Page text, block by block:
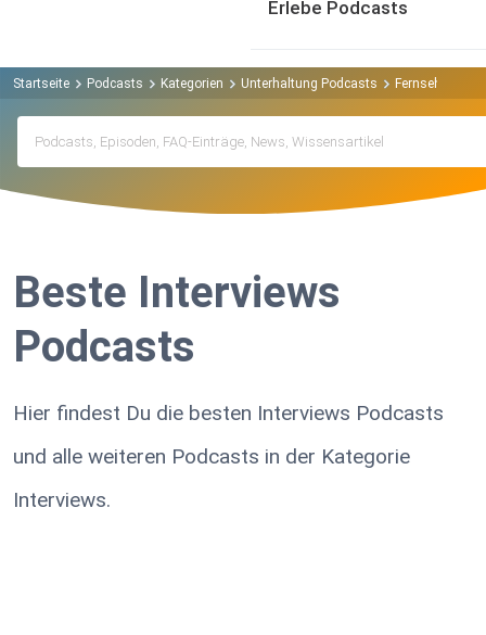
Erlebe Podcasts
Startseite Podcasts Kategorien Unterhaltung Podcasts Fernsehen
Beste Interviews
Podcasts
Hier findest Du die besten Interviews Podcasts
und alle weiteren Podcasts in der Kategorie
Interviews.